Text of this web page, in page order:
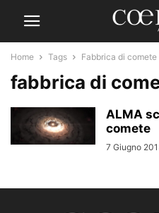
Home Tags Fabbrica di comete
fabbrica di
ALMA
comete
7 Giugno